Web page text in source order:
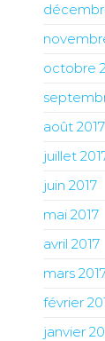
octobre
août 2017
juillet
juin 2017
mai 2017
avril 2017
mars
février
janvier